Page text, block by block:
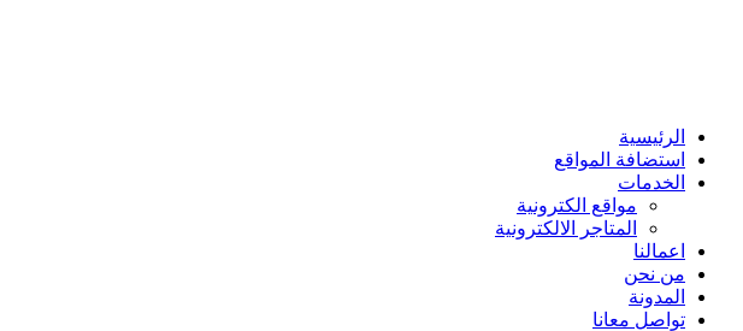
الرئيسية
استضافة المواقع
الخدمات
مواقع الكترونية
المتاجر الالكترونية
اعمالنا
من نحن
المدونة
تواصل معانا